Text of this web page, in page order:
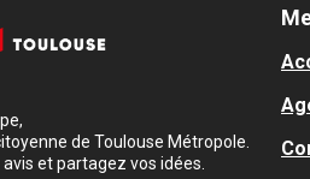
de Toulouse Métropole.
et partagez vos idées.